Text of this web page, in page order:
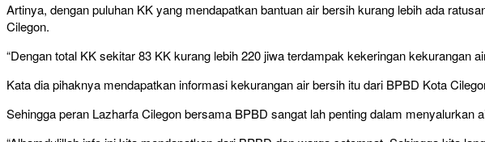
Artinya, dengan puluhan KK yang mendapatkan bantuan air bersih kurang lebih ada
Cilegon.
“Dengan total KK sekitar 83 KK kurang lebih 220 jiwa terdampak kekeringan kekurangan
Kata dia pihaknya mendapatkan informasi kekurangan air bersih itu dari BPBD Kota
Sehingga peran Lazharfa Cilegon bersama BPBD sangat lah penting dalam menyalurkan